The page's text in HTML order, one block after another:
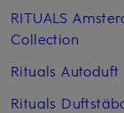
RITUALS
Collection
Rituals Autoduft
Rituals